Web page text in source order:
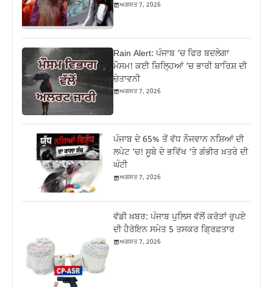
ਅਗਸਤ 7, 2026
Rain Alert: ਪੰਜਾਬ ‘ਚ ਫਿਰ ਬਦਲੇਗਾ
ਮੌਸਮ! ਕਈ ਜ਼ਿਲ੍ਹਿਆਂ ‘ਚ ਭਾਰੀ ਬਾਰਿਸ਼ ਦੀ
ਚੇਤਾਵਨੀ
ਅਗਸਤ 7, 2026
ਪੰਜਾਬ ਦੇ 65% ਤੋਂ ਵੱਧ ਨੌਜਵਾਨ ਨਸ਼ਿਆਂ ਦੀ
ਲਪੇਟ ‘ਚ! ਸੂਬੇ ਦੇ ਭਵਿੱਖ ‘ਤੇ ਗੰਭੀਰ ਖ਼ਤਰੇ ਦੀ
ਘੰਟੀ
ਅਗਸਤ 7, 2026
ਵੱਡੀ ਖ਼ਬਰ: ਪੰਜਾਬ ਪੁਲਿਸ ਵੱਲੋਂ ਕਰੋੜਾਂ ਰੁਪਏ
ਦੀ ਹੈਰੋਇਨ ਸਮੇਤ 5 ਤਸਕਰ ਗ੍ਰਿਫ਼ਤਾਰ
ਅਗਸਤ 7, 2026